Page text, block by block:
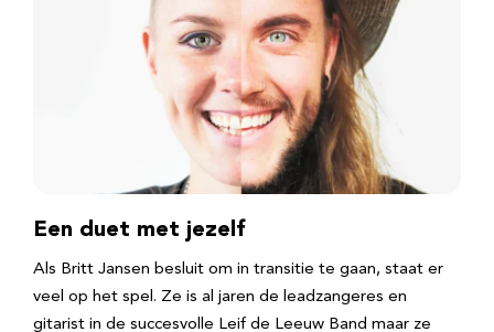
Een duet met jezelf
Als Britt Jansen besluit om in transitie te gaan, staat er
veel op het spel. Ze is al jaren de leadzangeres en
gitarist in de succesvolle Leif de Leeuw Band maar ze